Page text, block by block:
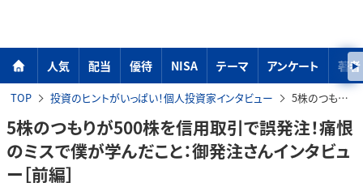
人気 配当 優待 NISA テーマ アンケート 著者
TOP 投資のヒントがいっぱい！個人投資家インタビュー 5株のつもりが500株を信用取引で誤発注！痛恨のミスで僕が学んだこと：御発注さんインタビュー［前編］
5株のつもりが500株を信用取引で誤発注！痛恨
のミスで僕が学んだこと：御発注さんインタビュ
ー［前編］